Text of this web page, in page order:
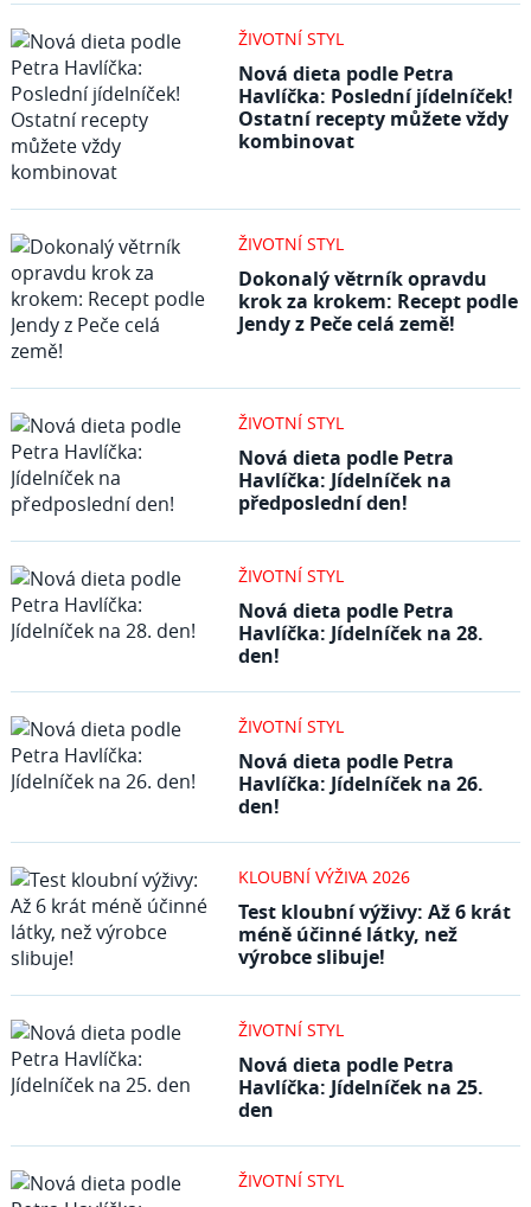
ŽIVOTNÍ STYL
Nová dieta podle Petra
Havlíčka: Poslední jídelníček!
Ostatní recepty můžete vždy
kombinovat
ŽIVOTNÍ STYL
Dokonalý větrník opravdu
krok za krokem: Recept podle
Jendy z Peče celá země!
ŽIVOTNÍ STYL
Nová dieta podle Petra
Havlíčka: Jídelníček na
předposlední den!
ŽIVOTNÍ STYL
Nová dieta podle Petra
Havlíčka: Jídelníček na 28.
den!
ŽIVOTNÍ STYL
Nová dieta podle Petra
Havlíčka: Jídelníček na 26.
den!
KLOUBNÍ VÝŽIVA 2026
Test kloubní výživy: Až 6 krát
méně účinné látky, než
výrobce slibuje!
ŽIVOTNÍ STYL
Nová dieta podle Petra
Havlíčka: Jídelníček na 25.
den
ŽIVOTNÍ STYL